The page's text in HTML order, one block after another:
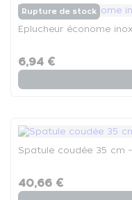
Rupture de stock
Eplucheur économe inox
6,94 €
Spatule coudée 35 cm
40,66 €